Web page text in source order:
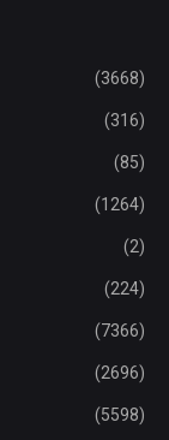
(3668)
(316)
(85)
(1264)
(2)
(224)
(7366)
(2696)
(5598)